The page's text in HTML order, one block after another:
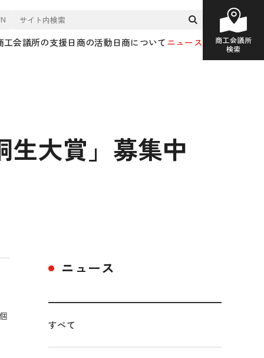
工会議所の支援日商の活動日商についてニュース
商工会議所
検索
生大賞」募集中
ニュース
すべて